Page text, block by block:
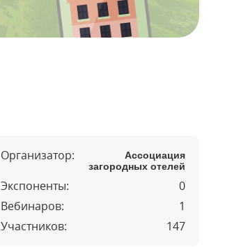
Организатор:
Ассоциация
загородных отелей
Экспоненты:
0
Вебинаров:
1
Участников:
147